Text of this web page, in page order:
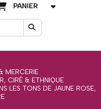
PANIER
MERCERIE
CIRÉ & ETHNIQUE
LES TONS DE JAUNE ROSE,